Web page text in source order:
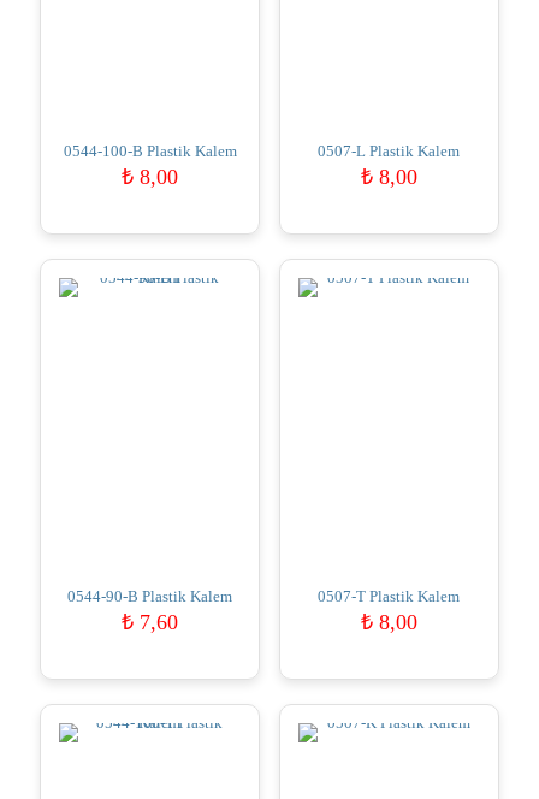
0544-100-B Plastik Kalem
₺ 8,00
0507-L Plastik Kalem
₺8,00
0544-90-B Plastik Kalem
₺ 7,60
0507-T Plastik Kalem
₺8,00